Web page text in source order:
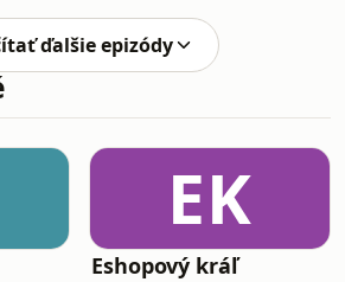
skúseností s kontrolou a
až po náročné mesiace
sa o psychickej
aj o tom, prečo sa
ďalšie epizódy
EK
Eshopový kráľ